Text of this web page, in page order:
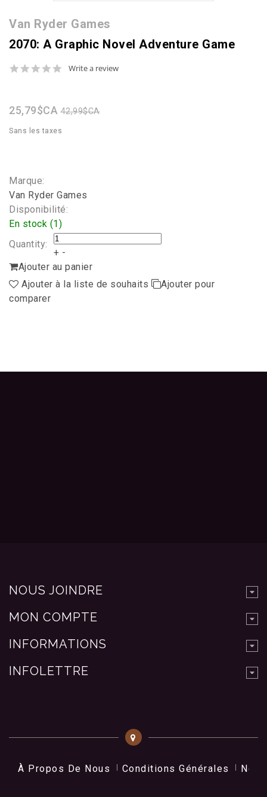
Van Ryder Games
2070: A Graphic Novel Adventure Game
0.0
Write a review
25,79$CA42,99$CA
Sans les taxes
Marque:
Van Ryder Games
Disponibilité:
En stock (1)
Quantity:
+ -
Ajouter au panier
Ajouter à la liste de souhaits
Ajouter pour
comparer
NOUS JOINDRE
MON COMPTE
INFORMATIONS
INFOLETTRE
À Propos De Nous Conditions Générales Nos